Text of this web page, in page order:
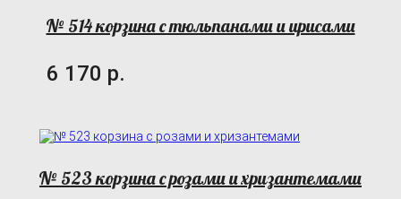
№ 514 корзина с тюльпанами и ирисами
6 170 р.
№ 523 корзина с розами и хризантемами